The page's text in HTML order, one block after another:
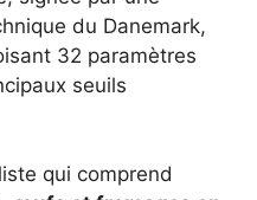
du Danemark,
32 paramètres
seuils
qui comprend